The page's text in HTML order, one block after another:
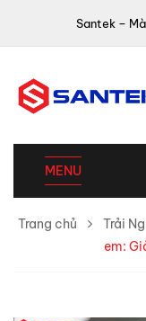
Santek –
MENU
Trang chủ Trải
em: